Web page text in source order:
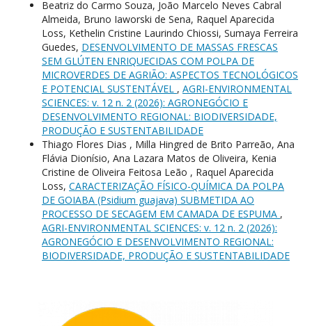
Beatriz do Carmo Souza, João Marcelo Neves Cabral
Almeida, Bruno Iaworski de Sena, Raquel Aparecida
Loss, Kethelin Cristine Laurindo Chiossi, Sumaya Ferreira
Guedes, DESENVOLVIMENTO DE MASSAS FRESCAS
SEM GLÚTEN ENRIQUECIDAS COM POLPA DE
MICROVERDES DE AGRIÃO: ASPECTOS TECNOLÓGICOS
E POTENCIAL SUSTENTÁVEL , AGRI-ENVIRONMENTAL
SCIENCES: v. 12 n. 2 (2026): AGRONEGÓCIO E
DESENVOLVIMENTO REGIONAL: BIODIVERSIDADE,
PRODUÇÃO E SUSTENTABILIDADE
Thiago Flores Dias , Milla Hingred de Brito Parreão, Ana
Flávia Dionísio, Ana Lazara Matos de Oliveira, Kenia
Cristine de Oliveira Feitosa Leão , Raquel Aparecida
Loss, CARACTERIZAÇÃO FÍSICO-QUÍMICA DA POLPA
DE GOIABA (Psidium guajava) SUBMETIDA AO
PROCESSO DE SECAGEM EM CAMADA DE ESPUMA ,
AGRI-ENVIRONMENTAL SCIENCES: v. 12 n. 2 (2026):
AGRONEGÓCIO E DESENVOLVIMENTO REGIONAL:
BIODIVERSIDADE, PRODUÇÃO E SUSTENTABILIDADE